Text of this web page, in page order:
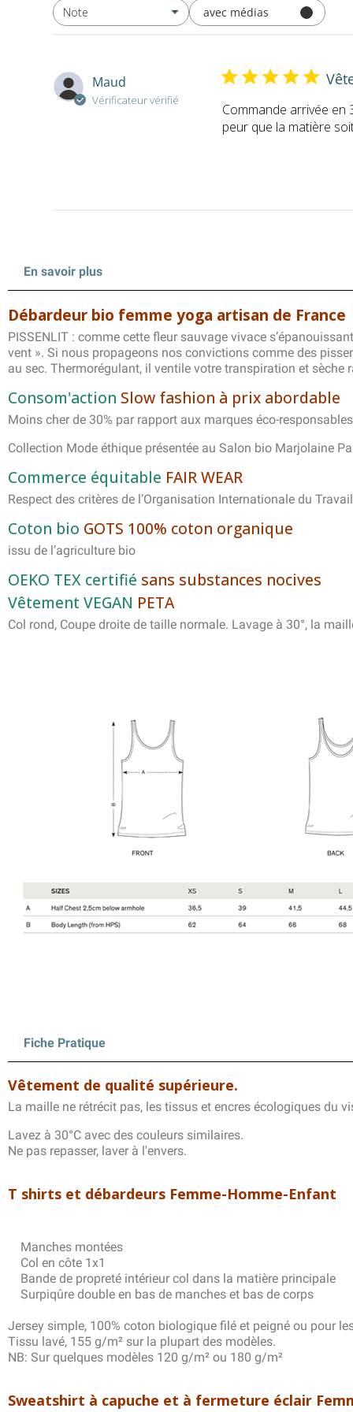
Note
Toutes les évaluations avec médias
Maud
Vérificateur vérifié
Commande arrivée en
peur que la matière
En savoir plus
Débardeur bio femme yoga artisan de France
PISSENLIT : comme cette fleur sauvage vivace
vent ». Si nous propageons nos convictions comme des
au sec. Thermorégulant, il ventile votre transpiration et sèche
Consom'action Slow fashion à prix abordable
Moins cher de 30% par rapport aux marques éco-
Collection Mode éthique présentée au Salon bio Marjolaine
Commerce équitable FAIR WEAR
Respect des critères de l’Organisation Internationale du Travail
Coton bio GOTS 100% coton organique
issu de l’agriculture bio
OEKO TEX certifié sans substances nocives
Vêtement VEGAN PETA
Col rond, Coupe droite de taille normale. Lavage à 30°, la
Fiche Pratique
Vêtement de qualité supérieure.
La maille ne rétrécit pas, les tissus et encres écologiques du
Lavez à 30°C avec des couleurs similaires.
Ne pas repasser, laver à l'envers.
T shirts et débardeurs Femme-Homme-Enfant
Manches montées
Col en côte 1x1
Bande de propreté intérieur col dans la matière principale
Surpiqûre double en bas de manches et bas de corps
Jersey simple, 100% coton biologique filé et peigné ou pour
Tissu lavé, 155 g/m² sur la plupart des modèles.
NB: Sur quelques modèles 120 g/m² ou 180 g/m²
Sweatshirt à capuche et à fermeture éclair